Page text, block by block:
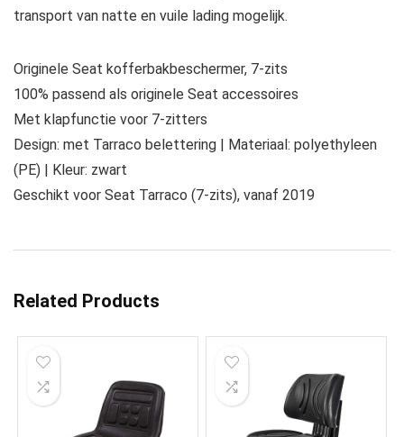
transport van natte en vuile lading mogelijk.
Originele Seat kofferbakbeschermer, 7-zits
100% passend als originele Seat accessoires
Met klapfunctie voor 7-zitters
Design: met Tarraco belettering | Materiaal: polyethyleen
(PE) | Kleur: zwart
Geschikt voor Seat Tarraco (7-zits), vanaf 2019
Related Products